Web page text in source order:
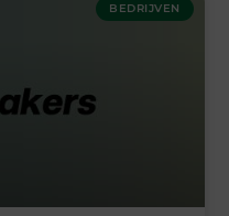
BEDRIJVEN